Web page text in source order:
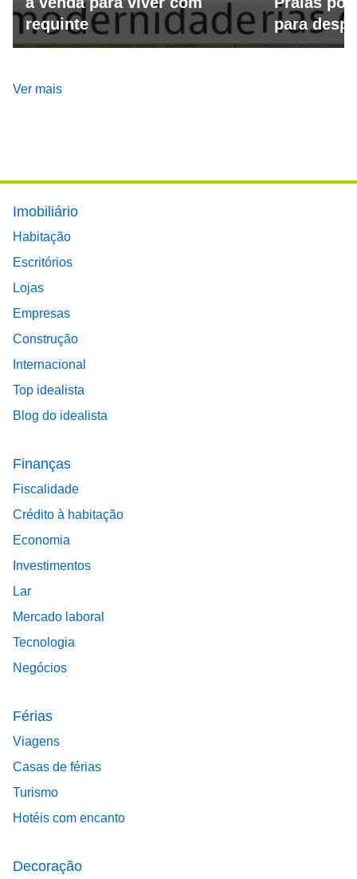
requinte
para
Ver mais
Footer main menu
Imobiliário
Habitação
Escritórios
Lojas
Empresas
Construção
Internacional
Top idealista
Blog do idealista
Finanças
Fiscalidade
Crédito à habitação
Economia
Investimentos
Lar
Mercado laboral
Tecnologia
Negócios
Férias
Viagens
Casas de férias
Turismo
Hotéis com encanto
Decoração